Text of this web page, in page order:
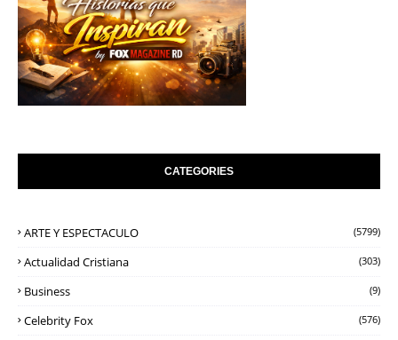
CATEGORIES
ARTE Y ESPECTACULO (5799)
Actualidad Cristiana (303)
Business (9)
Celebrity Fox (576)